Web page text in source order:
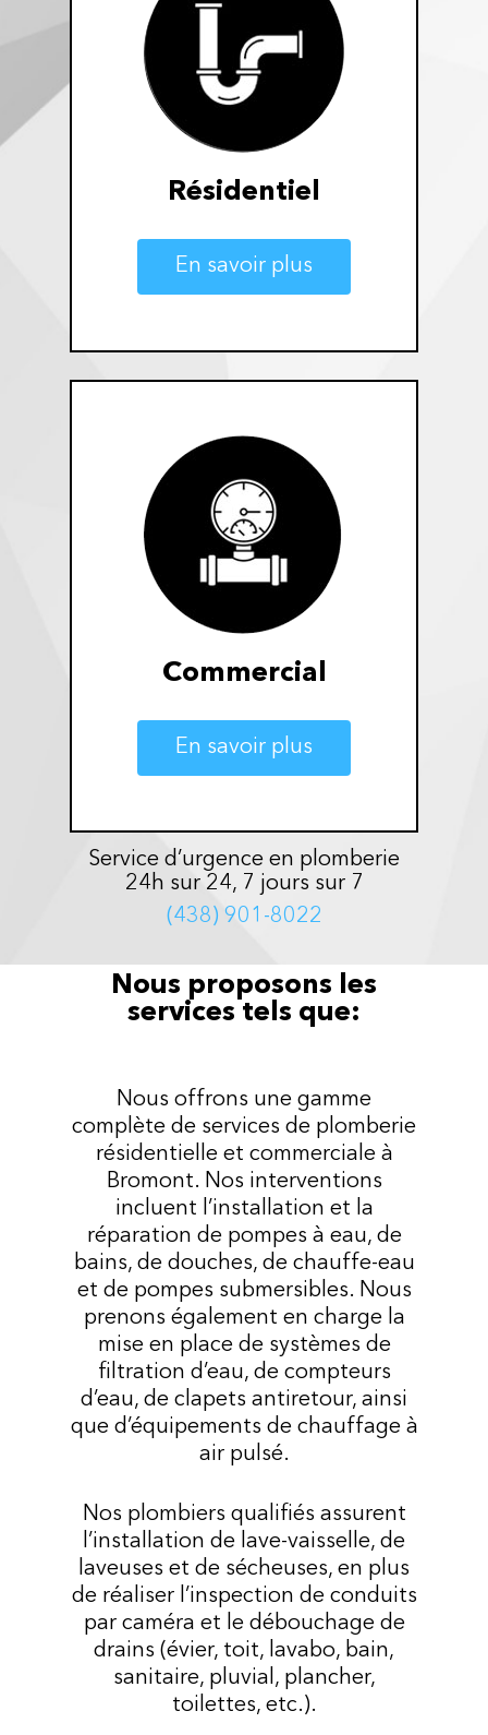
Résidentiel
En savoir plus
Commercial
En savoir plus
Service d’urgence en plomberie
24h sur 24, 7 jours sur 7
(438) 901-8022
Nous proposons les
services tels que:
Nous offrons une gamme
complète de services de plomberie
résidentielle et commerciale à
Bromont. Nos interventions
incluent l’installation et la
réparation de pompes à eau, de
bains, de douches, de chauffe-eau
et de pompes submersibles. Nous
prenons également en charge la
mise en place de systèmes de
filtration d’eau, de compteurs
d’eau, de clapets antiretour, ainsi
que d’équipements de chauffage à
air pulsé.
Nos plombiers qualifiés assurent
l’installation de lave-vaisselle, de
laveuses et de sécheuses, en plus
de réaliser l’inspection de conduits
par caméra et le débouchage de
drains (évier, toit, lavabo, bain,
sanitaire, pluvial, plancher,
toilettes, etc.).